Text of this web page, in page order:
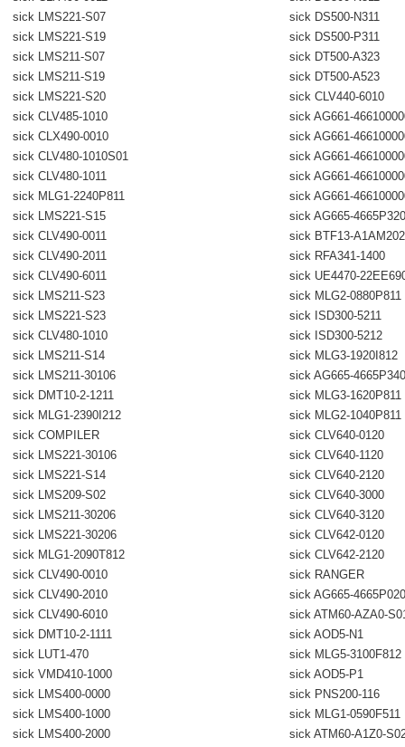
sick LMS221-S07
sick DS500-N311
sick LMS221-S19
sick DS500-P311
sick LMS211-S07
sick DT500-A323
sick LMS211-S19
sick DT500-A523
sick LMS221-S20
sick CLV440-6010
sick CLV485-1010
sick AG661-
sick CLX490-0010
sick AG661-
sick CLV480-1010S01
sick AG661-
sick CLV480-1011
sick AG661-
sick MLG1-2240P811
sick AG661-
sick LMS221-S15
sick AG665-
sick CLV490-0011
sick BTF13-
sick CLV490-2011
sick RFA341-1400
sick CLV490-6011
sick UE4470-
sick LMS211-S23
sick MLG2-0880P811
sick LMS221-S23
sick ISD300-5211
sick CLV480-1010
sick ISD300-5212
sick LMS211-S14
sick MLG3-1920I812
sick LMS211-30106
sick AG665-
sick DMT10-2-1211
sick MLG3-1620P811
sick MLG1-2390I212
sick MLG2-1040P811
sick COMPILER
sick CLV640-0120
sick LMS221-30106
sick CLV640-1120
sick LMS221-S14
sick CLV640-2120
sick LMS209-S02
sick CLV640-3000
sick LMS211-30206
sick CLV640-3120
sick LMS221-30206
sick CLV642-0120
sick MLG1-2090T812
sick CLV642-2120
sick CLV490-0010
sick RANGER
sick CLV490-2010
sick AG665-
sick CLV490-6010
sick ATM60-AZA0-
sick DMT10-2-1111
sick AOD5-N1
sick LUT1-470
sick MLG5-3100F812
sick VMD410-1000
sick AOD5-P1
sick LMS400-0000
sick PNS200-116
sick LMS400-1000
sick MLG1-0590F511
sick LMS400-2000
sick ATM60-A1Z0-